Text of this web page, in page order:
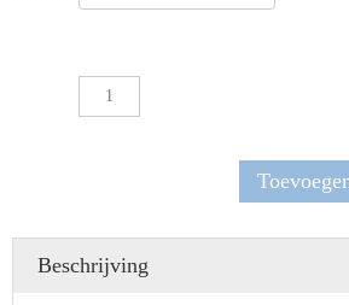
Beschrijving